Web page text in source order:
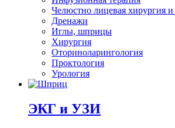
Челюстно лицевая хирургия
Дренажи
Иглы, шприцы
Хирургия
Оториноларингология
Проктология
Урология
ЭКГ и УЗИ